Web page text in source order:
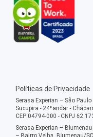
Políticas de Privacidade
Serasa Experian – São
Sucupira - 24ºandar -
CEP:04794-000 - CNPJ
Serasa Experian –
– Bairro Velha, Blumenau/